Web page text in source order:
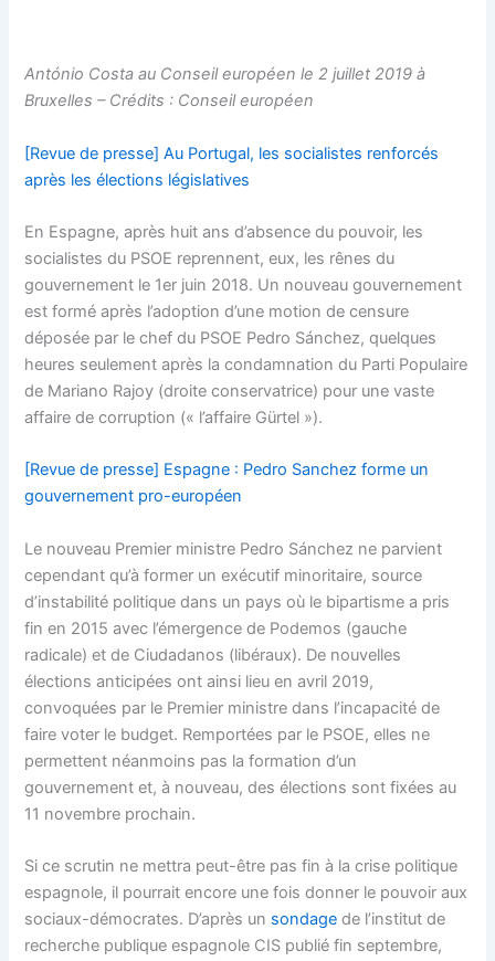
António Costa au Conseil européen le 2 juillet 2019 à
Bruxelles – Crédits : Conseil européen
[Revue de presse] Au Portugal, les socialistes renforcés
après les élections législatives
En Espagne, après huit ans d’absence du pouvoir, les
socialistes du PSOE reprennent, eux, les rênes du
gouvernement le 1er juin 2018. Un nouveau gouvernement
est formé après l’adoption d’une motion de censure
déposée par le chef du PSOE Pedro Sánchez, quelques
heures seulement après la condamnation du Parti Populaire
de Mariano Rajoy (droite conservatrice) pour une vaste
affaire de corruption (« l’affaire Gürtel »).
[Revue de presse] Espagne : Pedro Sanchez forme un
gouvernement pro-européen
Le nouveau Premier ministre Pedro Sánchez ne parvient
cependant qu’à former un exécutif minoritaire, source
d’instabilité politique dans un pays où le bipartisme a pris
fin en 2015 avec l’émergence de Podemos (gauche
radicale) et de Ciudadanos (libéraux). De nouvelles
élections anticipées ont ainsi lieu en avril 2019,
convoquées par le Premier ministre dans l’incapacité de
faire voter le budget. Remportées par le PSOE, elles ne
permettent néanmoins pas la formation d’un
gouvernement et, à nouveau, des élections sont fixées au
11 novembre prochain.
Si ce scrutin ne mettra peut-être pas fin à la crise politique
espagnole, il pourrait encore une fois donner le pouvoir aux
sociaux-démocrates. D’après un sondage de l’institut de
recherche publique espagnole CIS publié fin septembre,